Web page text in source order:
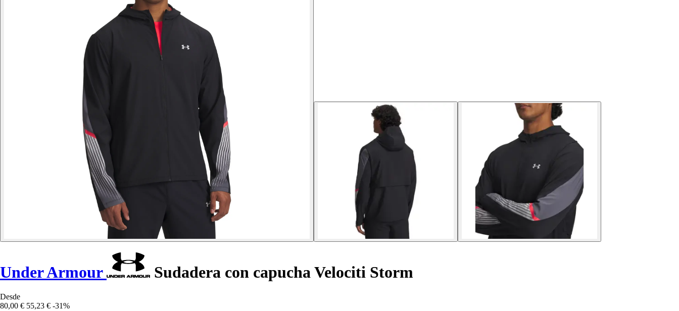
Under Armour Sudadera con capucha Velociti Storm
Desde
80,00 € 55,23 € -31%